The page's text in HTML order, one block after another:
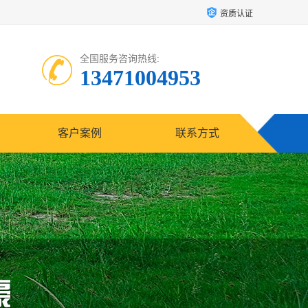
资质认证
全国服务咨询热线:
13471004953
客户案例 联系方式